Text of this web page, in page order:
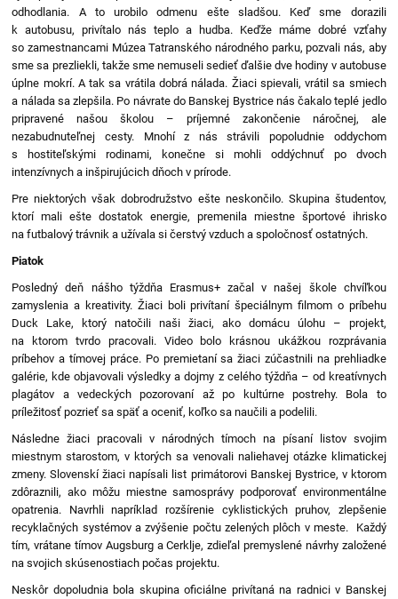
odhodlania. A to urobilo odmenu ešte sladšou. Keď sme dorazili
k autobusu, privítalo nás teplo a hudba. Keďže máme dobré vzťahy
so zamestnancami Múzea Tatranského národného parku, pozvali nás, aby
sme sa prezliekli, takže sme nemuseli sedieť ďalšie dve hodiny v autobuse
úplne mokrí. A tak sa vrátila dobrá nálada. Žiaci spievali, vrátil sa smiech
a nálada sa zlepšila. Po návrate do Banskej Bystrice nás čakalo teplé jedlo
pripravené našou školou – príjemné zakončenie náročnej, ale
nezabudnuteľnej cesty. Mnohí z nás strávili popoludnie oddychom
s hostiteľskými rodinami, konečne si mohli oddýchnuť po dvoch
intenzívnych a inšpirujúcich dňoch v prírode.
Pre niektorých však dobrodružstvo ešte neskončilo. Skupina študentov,
ktorí mali ešte dostatok energie, premenila miestne športové ihrisko
na futbalový trávnik a užívala si čerstvý vzduch a spoločnosť ostatných.
Piatok
Posledný deň nášho týždňa Erasmus+ začal v našej škole chvíľkou
zamyslenia a kreativity. Žiaci boli privítaní špeciálnym filmom o príbehu
Duck Lake, ktorý natočili naši žiaci, ako domácu úlohu – projekt,
na ktorom tvrdo pracovali. Video bolo krásnou ukážkou rozprávania
príbehov a tímovej práce. Po premietaní sa žiaci zúčastnili na prehliadke
galérie, kde objavovali výsledky a dojmy z celého týždňa – od kreatívnych
plagátov a vedeckých pozorovaní až po kultúrne postrehy. Bola to
príležitosť pozrieť sa späť a oceniť, koľko sa naučili a podelili.
Následne žiaci pracovali v národných tímoch na písaní listov svojim
miestnym starostom, v ktorých sa venovali naliehavej otázke klimatickej
zmeny. Slovenskí žiaci napísali list primátorovi Banskej Bystrice, v ktorom
zdôraznili, ako môžu miestne samosprávy podporovať environmentálne
opatrenia. Navrhli napríklad rozšírenie cyklistických pruhov, zlepšenie
recyklačných systémov a zvýšenie počtu zelených plôch v meste. Každý
tím, vrátane tímov Augsburg a Cerklje, zdieľal premyslené návrhy založené
na svojich skúsenostiach počas projektu.
Neskôr dopoludnia bola skupina oficiálne privítaná na radnici v Banskej